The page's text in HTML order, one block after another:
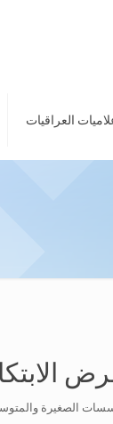
العراقيات
الصغيرة